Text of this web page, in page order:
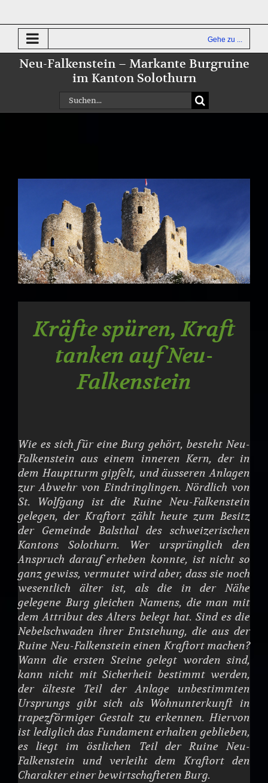
springen
Gehe zu ...
Neu-Falkenstein – Markante Burgruine
im Kanton Solothurn
Suche
nach:
grösseres
Kräfte spüren, Kraft
tanken auf Neu-
Falkenstein
Wie es sich für eine Burg gehört, besteht Neu-
Falkenstein aus einem inneren Kern, der in
dem Hauptturm gipfelt, und äusseren Anlagen
zur Abwehr von Eindringlingen. Nördlich von
St. Wolfgang ist die Ruine Neu-Falkenstein
gelegen, der Kraftort zählt heute zum Besitz
der Gemeinde Balsthal des schweizerischen
Kantons Solothurn. Wer ursprünglich den
Anspruch darauf erheben konnte, ist nicht so
ganz gewiss, vermutet wird aber, dass sie noch
wesentlich älter ist, als die in der Nähe
gelegene Burg gleichen Namens, die man mit
dem Attribut des Alters belegt hat. Sind es die
Nebelschwaden ihrer Entstehung, die aus der
Ruine Neu-Falkenstein einen Kraftort machen?
Wann die ersten Steine gelegt worden sind,
kann nicht mit Sicherheit bestimmt werden,
der älteste Teil der Anlage unbestimmten
Ursprungs gibt sich als Wohnunterkunft in
trapezförmiger Gestalt zu erkennen. Hiervon
ist lediglich das Fundament erhalten geblieben,
es liegt im östlichen Teil der Ruine Neu-
Falkenstein und verleiht dem Kraftort den
Charakter einer bewirtschafteten Burg.